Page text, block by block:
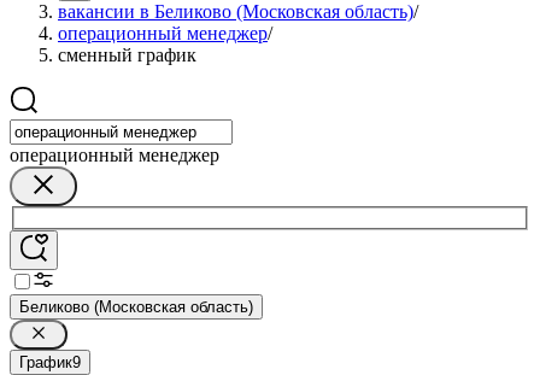
вакансии в Беликово (Московская область)/
операционный менеджер/
сменный график
операционный менеджер
Беликово (Московская область)
График9